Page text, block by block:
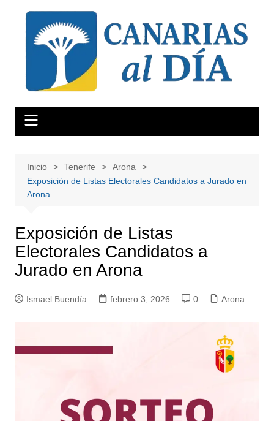
contenido
Inicio Tenerife
Arona
Exposición de Listas Electorales Candidatos a Jurado en
Arona
Exposición de Listas
Electorales Candidatos a
Jurado en Arona
Ismael Buendía febrero 3, 2026 0 Arona